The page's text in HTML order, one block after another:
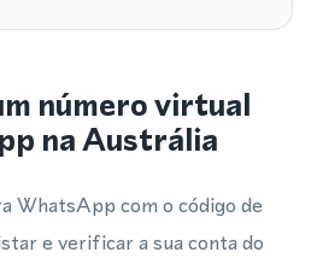
número virtual
na Austrália
WhatsApp com o código de
e verificar a sua conta do